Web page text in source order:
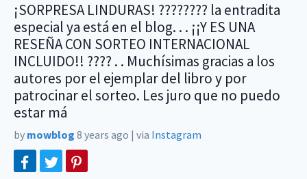
¡SORPRESA LINDURAS! ???????? la entradita
especial ya está en el blog. . . ¡¡Y ES UNA
RESEÑA CON SORTEO INTERNACIONAL
INCLUIDO!! ???? . . Muchísimas gracias a los
autores por el ejemplar del libro y por
patrocinar el sorteo. Les juro que no puedo
estar má
by mowblog 8 years ago | via Instagram